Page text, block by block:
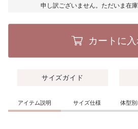
申し訳ございません。ただいま在庫
カートに
サイズガイド
アイテム説明 サイズ仕様 体型別